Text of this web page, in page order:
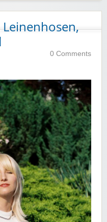
0 Comments